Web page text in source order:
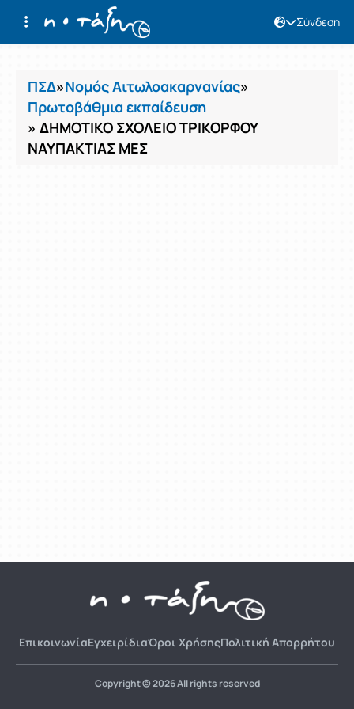
Σύνδεση
Μαθήματα
ΠΣΔ»Νομός Αιτωλοακαρνανίας»
Πρωτοβάθμια εκπαίδευση
» ΔΗΜΟΤΙΚΟ ΣΧΟΛΕΙΟ ΤΡΙΚΟΡΦΟΥ
ΝΑΥΠΑΚΤΙΑΣ ΜΕΣ
ΕπικοινωνίαΕγχειρίδιαΌροι ΧρήσηςΠολιτική Απορρήτου
Copyright © 2026 All rights reserved